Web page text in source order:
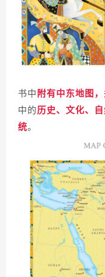
书中附有中东地图
中的历史、文化、
统。